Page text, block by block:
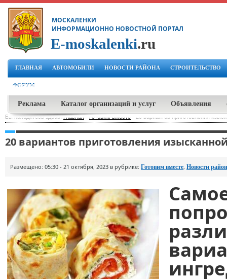
МОСКАЛЕНКИ
ИНФОРМАЦИОННО НОВОСТНОЙ ПОРТАЛ
E-moskalenki.ru
ГЛАВНАЯ АВТОМОБИЛИ НОВОСТИ РАЙОНА СТРОИТЕЛЬСТВО
ФОРУМ
Реклама Каталог организаций и услуг Объявления
Вы находитесь здесь:Главная-Готовим вместе 20 вариантов приготовления
20 вариантов приготовления
Размещено: 05:30 - 21 октября, 2023 в рубрике: Готовим вместе, Новости